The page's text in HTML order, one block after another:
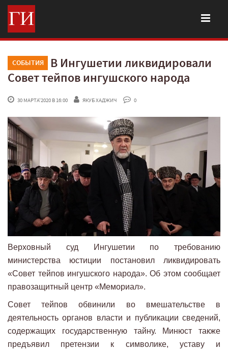
СОБЫТИЯ
В Ингушетии ликвидировали
Совет тейпов ингушского народа
30 МАРТА'2020 В 16:00 ЯКУБ ХАДЖИЧ 0
Верховный суд Ингушетии по требованию
министерства юстиции постановил ликвидировать
«Совет тейпов ингушского народа». Об этом сообщает
правозащитный центр «Мемориал».
Совет тейпов обвинили во вмешательстве в
деятельность органов власти и публикации сведений,
содержащих государственную тайну. Минюст также
предъявил претензии к символике, уставу и